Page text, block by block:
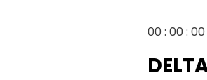
00:00:00